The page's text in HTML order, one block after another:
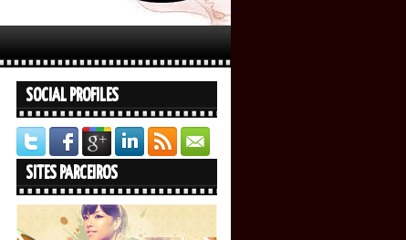
SOCIAL PROFILES
SITES PARCEIROS